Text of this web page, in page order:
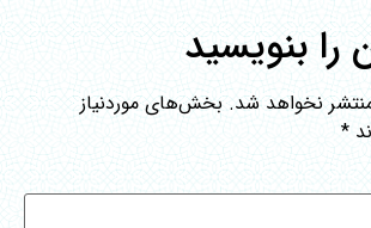
را بنویسید
نخواهد شد. بخش‌های موردنیاز
*